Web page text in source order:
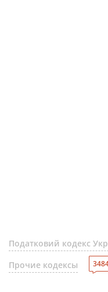
Податковий кодекс
Прочие кодексы